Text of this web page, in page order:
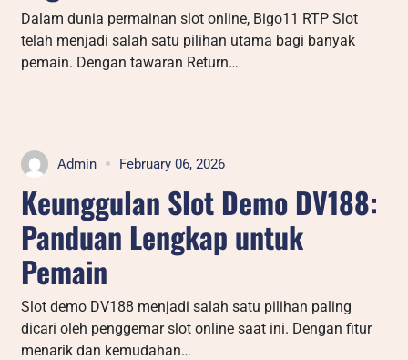
Dalam dunia permainan slot online, Bigo11 RTP Slot
telah menjadi salah satu pilihan utama bagi banyak
pemain. Dengan tawaran Return…
Admin February 06, 2026
Keunggulan Slot Demo DV188:
Panduan Lengkap untuk
Pemain
Slot demo DV188 menjadi salah satu pilihan paling
dicari oleh penggemar slot online saat ini. Dengan fitur
menarik dan kemudahan…